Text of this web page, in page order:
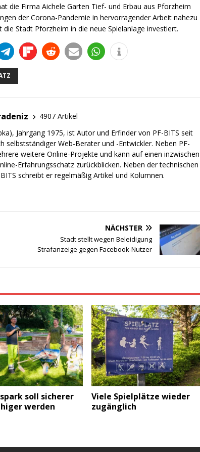
die Firma Aichele Garten Tief- und Erbau aus Pforzheim
der Corona-Pandemie in hervorragender Arbeit nahezu
Stadt Pforzheim in die neue Spielanlage investiert.
4907 Artikel
Jahrgang 1975, ist Autor und Erfinder von PF-BITS seit
selbstständiger Web-Berater und -Entwickler. Neben PF-
weitere Online-Projekte und kann auf einen inzwischen
Erfahrungsschatz zurückblicken. Neben der technischen
schreibt er regelmäßig Artikel und Kolumnen.
NÄCHSTER
Stadt stellt wegen Beleidigung
Strafanzeige gegen Facebook-Nutzer
soll sicherer
werden
Viele Spielplätze wieder
zugänglich